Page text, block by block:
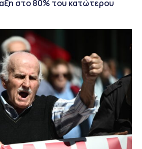
στο 80% του κατώτερου